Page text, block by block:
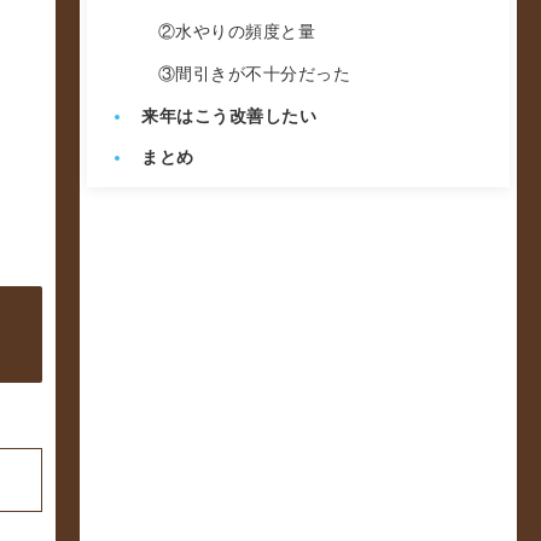
②水やりの頻度と量
③間引きが不十分だった
来年はこう改善したい
まとめ